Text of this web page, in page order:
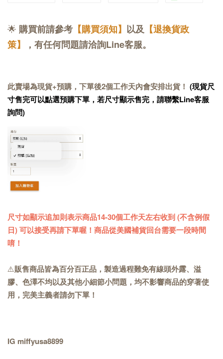
🌟 購買前請參考 【購買須知】 以及 【退換貨政
策】
，有任何問題請洽詢Line客服。
此賣場為現貨+預購，下單後2個工作天內會安排出貨！ (現貨尺
寸售完可以點選預購下單，若尺寸顯示售完，請聯繫Line客服
詢問)
尺寸如顯示追加則表示商品14-30個工作天左右收到 (不含例假
日) 可以接受再請下單喔！商品從美國補貨回台需要一段時間
唷！
⚠️販售商品皆為百分百正品，製造過程難免有線頭外露、溢
膠、色澤不均以及其他小細節小問題，均不影響商品的穿著使
用，完美主義者請勿下單！
IG miffyusa8899